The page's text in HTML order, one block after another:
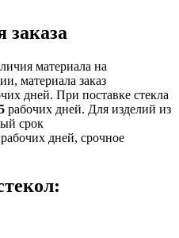
заказа
материала на
материала заказ
дней. При поставке стекла
рабочих дней. Для изделий из
срок
рабочих дней, срочное